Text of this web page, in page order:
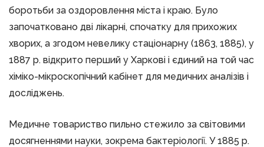
боротьби за оздоровлення міста і краю. Було
започатковано дві лікарні, спочатку для прихожих
хворих, а згодом невелику стаціонарну (1863, 1885), у
1887 р. відкрито перший у Харкові і єдиний на той час
хіміко-мікроскопічний кабінет для медичних аналізів і
досліджень.
Медичне товариство пильно стежило за світовими
досягненнями науки, зокрема бактеріології. У 1885 р.